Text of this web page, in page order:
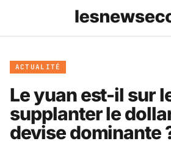
ACTUALITÉ
Le yuan est-il sur
supplanter le
devise dominante